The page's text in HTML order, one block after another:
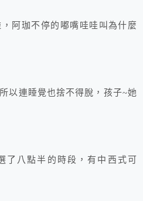
阿珈不停的嘟嘴哇哇叫為什麼
以連睡覺也捨不得脫，孩子~她
了八點半的時段，有中西式可